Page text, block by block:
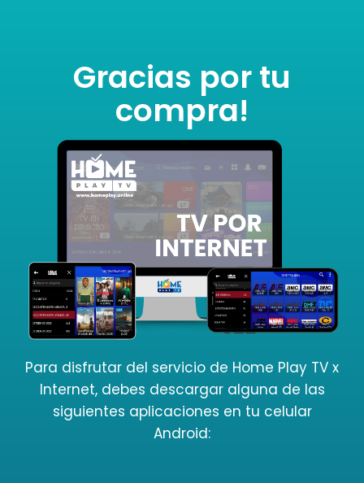
Gracias por tu
compra!
Para disfrutar del servicio de Home Play TV x
Internet, debes descargar alguna de las
siguientes aplicaciones en tu celular
Android: